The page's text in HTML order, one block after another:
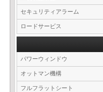
セキュリティアラーム
ロードサービス
パワーウィンドウ
オットマン機構
フルフラットシート